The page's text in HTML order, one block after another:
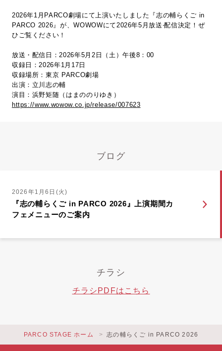
2026年1月PARCO劇場にて上演いたしました『志の輔らくご in
PARCO 2026』が、WOWOWにて2026年5⽉放送‧配信決定！ぜ
ひご覧ください！
放送・配信日：2026年5月2日（土）午後8：00
収録日：2026年1月17日
収録場所：東京 PARCO劇場
出演：立川志の輔
演目：浜野矩随（はまののりゆき）
https://www.wowow.co.jp/release/007623
ブログ
2026年1月6日(火)
『志の輔らくご in PARCO 2026』上演期間カ
フェメニューのご案内
チラシ
チラシPDFはこちら
PARCO STAGE ホーム 志の輔らくご in PARCO 2026